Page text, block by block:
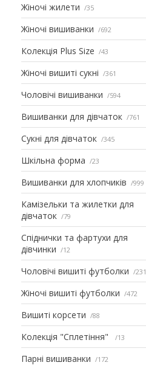
Жіночі жилети 35
Жіночі вишиванки 692
Колекція Plus Size 43
Жіночі вишиті сукні 361
Чоловічі вишиванки 594
Вишиванки для дівчаток 761
Сукні для дівчаток 345
Шкільна форма 23
Вишиванки для хлопчиків 999
Камізельки та жилетки для
дівчаток
79
Спіднички та фартухи для
дівчинки
12
Чоловічі вишиті футболки 231
Жіночі вишиті футболки 472
Вишиті корсети 88
Колекція "Сплетіння" 13
Парні вишиванки 172